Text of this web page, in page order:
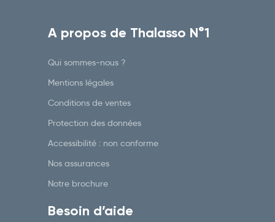
A propos de Thalasso N°1
Qui sommes-nous ?
Mentions légales
Conditions de ventes
Protection des données
Accessibilité : non conforme
Nos assurances
Notre brochure
Besoin d’aide